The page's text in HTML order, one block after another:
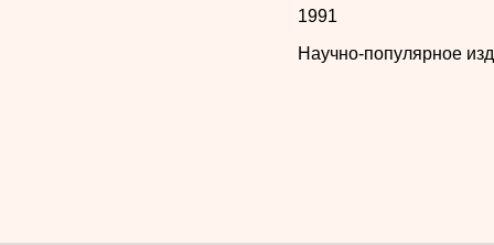
1991
Научно-популярное